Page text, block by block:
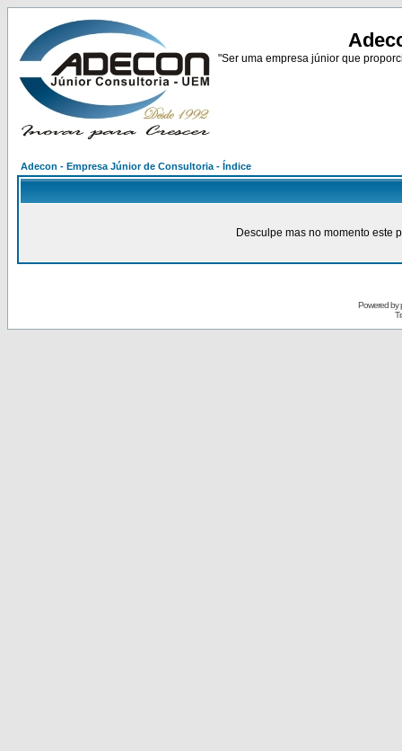
"Ser uma empresa júnior que
Adecon - Empresa Júnior de Consultoria - Índice
Desculpe mas no momento este
Powered by